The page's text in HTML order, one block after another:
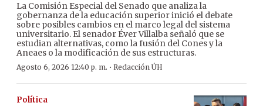
La Comisión Especial del Senado que analiza la
gobernanza de la educación superior inició el debate
sobre posibles cambios en el marco legal del sistema
universitario. El senador Éver Villalba señaló que se
estudian alternativas, como la fusión del Cones y la
Aneaes o la modificación de sus estructuras.
Agosto 6, 2026 12:40 p. m. · Redacción ÚH
Política